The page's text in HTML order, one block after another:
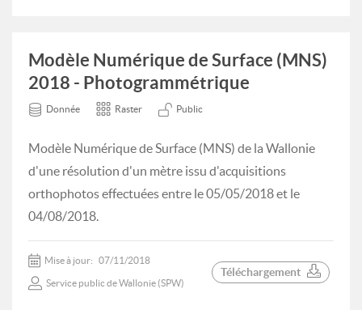
Modèle Numérique de Surface (MNS)
2018 - Photogrammétrique
Donnée Raster Public
Modèle Numérique de Surface (MNS) de la Wallonie
d'une résolution d'un mètre issu d'acquisitions
orthophotos effectuées entre le 05/05/2018 et le
04/08/2018.
Mise à jour: 07/11/2018
Service public de Wallonie (SPW)
Téléchargement